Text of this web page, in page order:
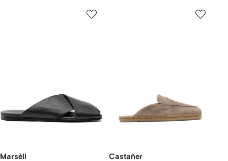
Marsèll Castañer